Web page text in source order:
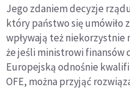
Jego zdaniem decyzje
który państwo się umówiło
wpływają też niekorzystnie
że jeśli ministrowi finansów
Europejską odnośnie
OFE, można przyjąć